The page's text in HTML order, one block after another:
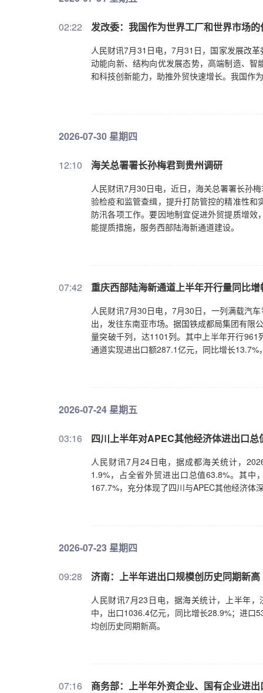
02:22 发改委：我国作为世界工厂和世界市场
人民财讯7月31日电，7月31日，国家发展改
动能向新、结构向优发展态势，高端制造、
和科技创新能力，助推外贸快速增长。我国作
2026-07-30 星期四
12:10 海关总署署长孙梅君到贵州调研
人民财讯7月30日电，近日，海关总署署长孙
验检疫和监管查缉，提升打防管控的精准性
防汛各项工作。要因地制宜促进外贸提质增
能提质措施，服务西部陆海新通道建设。
07:42 重庆西部陆海新通道上半年开行量同比
人民财讯7月30日电，7月30日，一列满载汽
出，发往东南亚市场。据国铁成都局集团有限
量突破千列，达1101列。其中上半年开行
通道实现进出口额287.1亿元，同比增长
2026-07-24 星期五
03:16 四川上半年对APEC其他经济体进出口
人民财讯7月24日电，据成都海关统计，
1.9%，占全省外贸进出口总值63.8%。其中
167.7%，充分体现了四川与APEC其他经济体
2026-07-23 星期四
09:28 济南：上半年进出口规模创历史同期新高
人民财讯7月23日电，据海关统计，上半年
中，出口1036.4亿元，同比增长28.9%；进口
均创历史同期新高。
07:16 商务部：上半年外资企业、国有企业进